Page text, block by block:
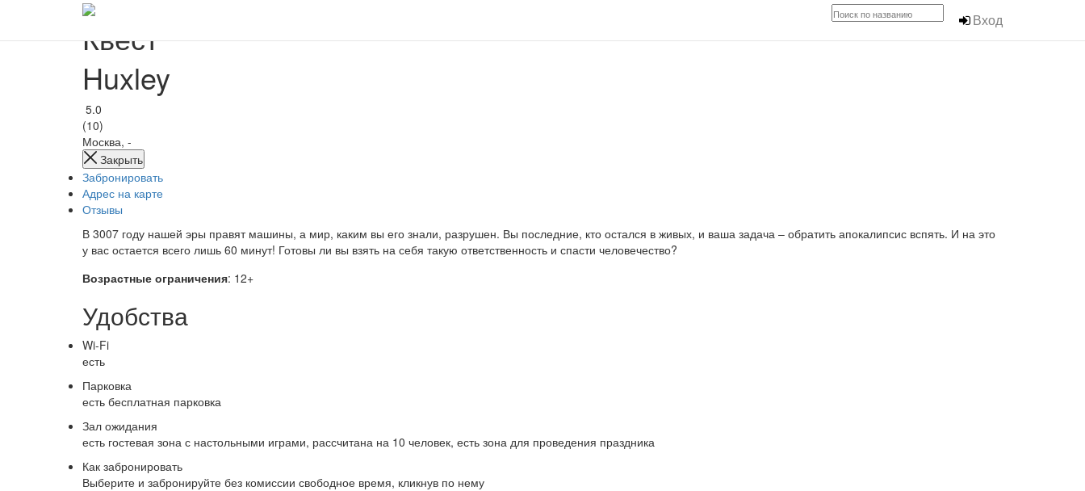
Вход
Квест
Huxley
5.0
(10)
Москва, -
Закрыть
Забронировать
Адрес на карте
Отзывы
В 3007 году нашей эры правят машины, а мир, каким вы его знали, разрушен. Вы последние, кто остался в живых, и ваша задача – обратить апокалипсис вспять. И на это
у вас остается всего лишь 60 минут! Готовы ли вы взять на себя такую ответственность и спасти человечество?
Возрастные ограничения: 12+
Удобства
Wi-Fi
есть
Парковка
есть бесплатная парковка
Зал ожидания
есть гостевая зона с настольными играми, рассчитана на 10 человек, есть зона для проведения праздника
Как забронировать
Выберите и забронируйте без комиссии свободное время, кликнув по нему